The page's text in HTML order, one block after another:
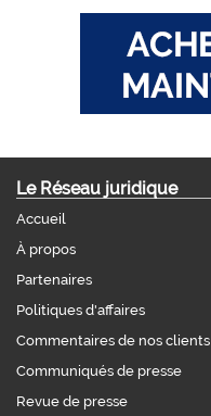
Le Réseau juridique
Accueil
À propos
Partenaires
Politiques d'affaires
Commentaires de nos clients
Communiqués de presse
Revue de presse